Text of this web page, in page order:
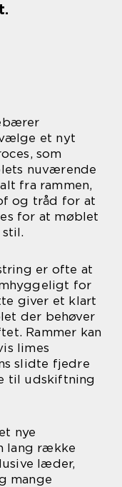
et nyt
som
nuværende
fra rammen,
og tråd for at
for at møblet
er ofte at
for
giver et klart
der behøver
Rammer kan
limes
slidte fjedre
til udskiftning
nye
lang række
læder,
mange